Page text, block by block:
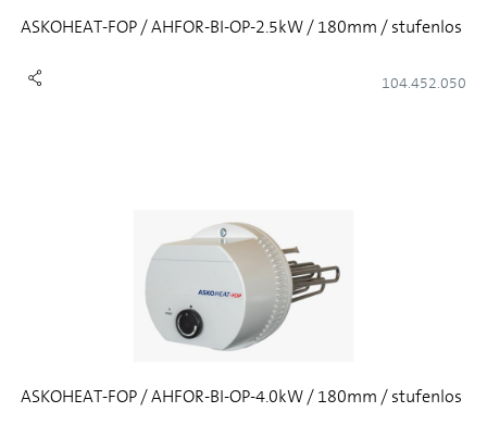
ASKOHEAT-FOP / AHFOR-BI-OP-2.5kW / 180mm / stufenlos
104.452.050
ASKOHEAT-FOP / AHFOR-BI-OP-4.0kW / 180mm / stufenlos